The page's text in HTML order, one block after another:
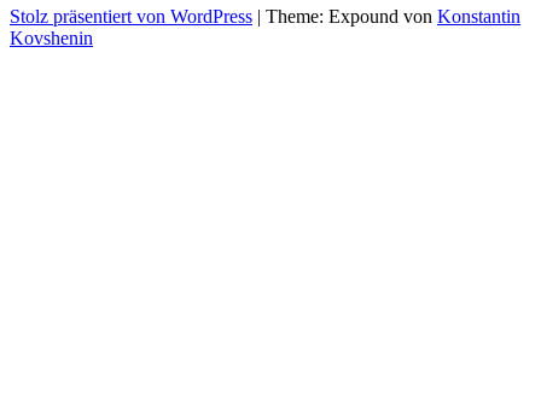
Stolz präsentiert von WordPress | Theme: Expound von Konstantin
Kovshenin